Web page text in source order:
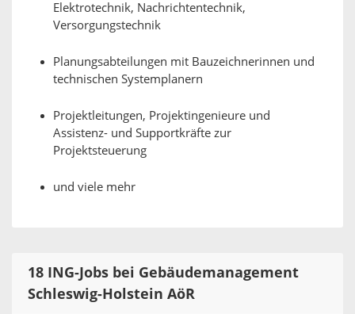
Elektrotechnik, Nachrichtentechnik,
Versorgungstechnik
Planungsabteilungen mit Bauzeichnerinnen und
technischen Systemplanern
Projektleitungen, Projektingenieure und
Assistenz- und Supportkräfte zur
Projektsteuerung
und viele mehr
18 ING-Jobs bei Gebäudemanagement
Schleswig-Holstein AöR